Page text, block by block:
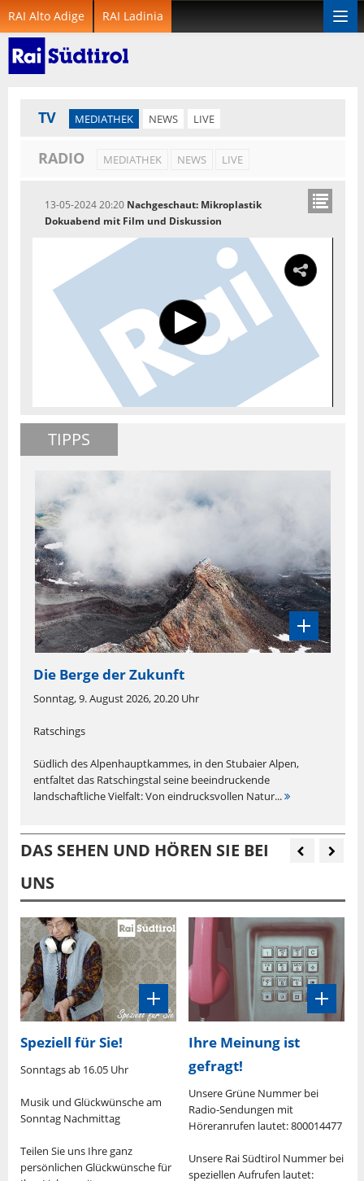
RAI Alto Adige RAI Ladinia
TV MEDIATHEK NEWS LIVE
RADIO MEDIATHEK NEWS LIVE
13-05-2024 20:20 Nachgeschaut: Mikroplastik
Dokuabend mit Film und Diskussion
TIPPS
Die Berge der Zukunft
Sonntag, 9. August 2026, 20.20 Uhr
Ratschings
Südlich des Alpenhauptkammes, in den Stubaier Alpen,
entfaltet das Ratschingstal seine beeindruckende
landschaftliche Vielfalt: Von eindrucksvollen Natur...
DAS SEHEN UND HÖREN SIE BEI
UNS
Speziell für Sie!
Sonntags ab 16.05 Uhr
Musik und Glückwünsche am
Sonntag Nachmittag
Teilen Sie uns Ihre ganz
persönlichen Glückwünsche für
Ihre Meinung ist
gefragt!
Unsere Grüne Nummer bei
Radio-Sendungen mit
Höreranrufen lautet: 800014477
Unsere Rai Südtirol Nummer bei
speziellen Aufrufen lautet: